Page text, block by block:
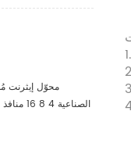
محوّل إيثرنت
الصناعية